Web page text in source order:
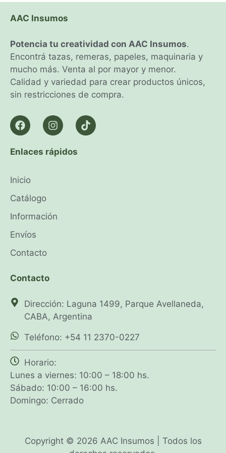
AAC Insumos
Potencia tu creatividad con AAC Insumos.
Encontrá tazas, remeras, papeles, maquinaria y
mucho más. Venta al por mayor y menor.
Calidad y variedad para crear productos únicos,
sin restricciones de compra.
Enlaces rápidos
Inicio
Catálogo
Información
Envíos
Contacto
Contacto
Dirección: Laguna 1499, Parque Avellaneda,
CABA, Argentina
Teléfono: +54 11 2370-0227
Horario:
Lunes a viernes: 10:00 – 18:00 hs.
Sábado: 10:00 – 16:00 hs.
Domingo: Cerrado
Copyright © 2026 AAC Insumos | Todos los